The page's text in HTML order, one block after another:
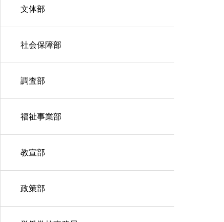
文体部
社会保障部
調査部
福祉事業部
教宣部
政策部